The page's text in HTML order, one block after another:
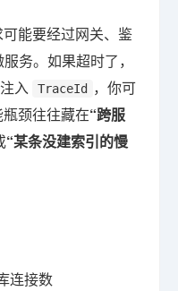
能要经过网关、鉴
务。如果超时了，
入
TraceId ，你可
颈往往藏在“跨服
“某条没建索引的慢
连接数